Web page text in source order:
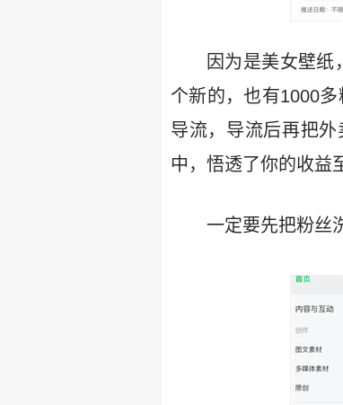
因为是美女壁
个新的，也有1000
导流，导流后再把
中，悟透了你的收益
一定要先把粉丝